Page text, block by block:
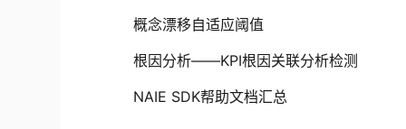
概念漂移自适应阈值
根因分析——KPI根因关联分析检测
NAIE SDK帮助文档汇总